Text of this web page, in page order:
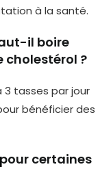
à la santé.
il boire
cholestérol ?
3 tasses par jour
bénéficier des
certaines